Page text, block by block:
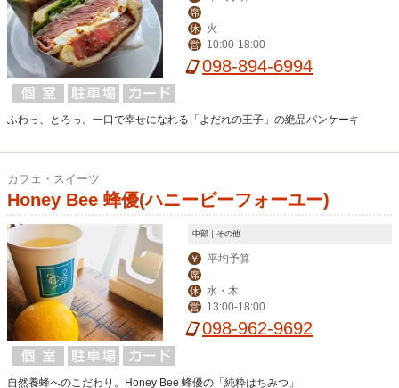
席
休
火
営 10:00-18:00
098-894-6994
ふわっ、とろっ。一口で幸せになれる「よだれの王子」の絶品パンケーキ
カフェ・スイーツ
Honey Bee 蜂優(ハニービーフォーユー)
中部｜その他
￥ 平均予算
席
休
水・木
営 13:00-18:00
098-962-9692
自然養蜂へのこだわり。Honey Bee 蜂優の「純粋はちみつ」